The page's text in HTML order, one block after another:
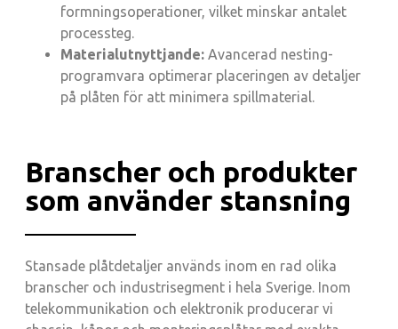
formningsoperationer, vilket minskar antalet
processteg.
Materialutnyttjande: Avancerad nesting-
programvara optimerar placeringen av detaljer
på plåten för att minimera spillmaterial.
Branscher och produkter
som använder stansning
Stansade plåtdetaljer används inom en rad olika
branscher och industrisegment i hela Sverige. Inom
telekommunikation och elektronik producerar vi